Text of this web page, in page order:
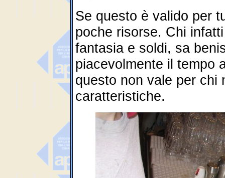
Se questo è valido per
poche risorse. Chi
fantasia e soldi, sa
piacevolmente il tempo
questo non vale per chi
caratteristiche.